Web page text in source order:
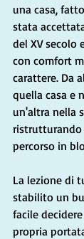
una casa,
stata
del XV secolo
con comfort
carattere. Da
quella casa e
un'altra nella
ristrutturando
percorso in
La lezione di
stabilito un
facile
propria